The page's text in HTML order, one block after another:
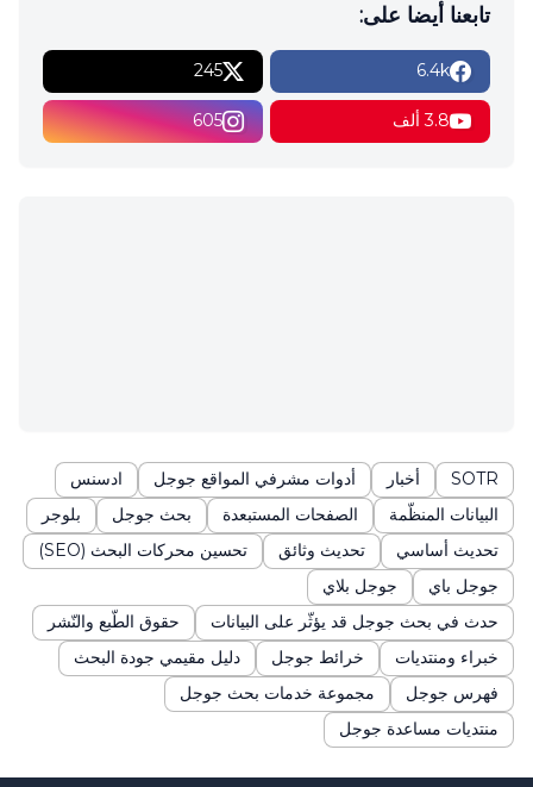
تابعنا أيضا على:
6.4k
245
3.8 ألف 605
SOTR أخبار أدوات مشرفي المواقع جوجل
ادسنس
البيانات المنظّمة
الصفحات المستبعدة بحث جوجل
بلوجر
تحديث أساسي
تحديث وثائق
تحسين محركات البحث (SEO)
جوجل باي
جوجل بلاي
حدث في بحث جوجل قد يؤثّر على البيانات
حقوق الطّبع والنّشر
خبراء ومنتديات
خرائط جوجل
دليل مقيمي جودة البحث
فهرس جوجل
مجموعة خدمات بحث جوجل
منتديات مساعدة جوجل